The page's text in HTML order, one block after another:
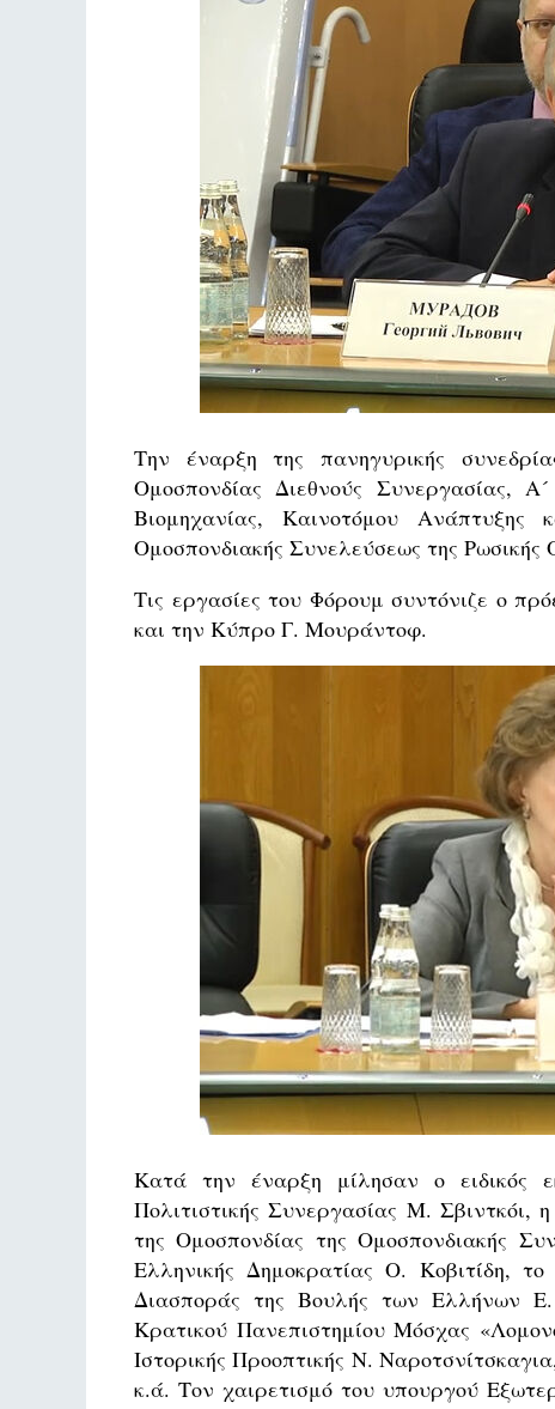
Την έναρξη της πανηγυρικής
Ομοσπονδίας Διεθνούς Συνεργασίας, Α´
Βιομηχανίας, Καινοτόμου Ανάπτυξης
Ομοσπονδιακής Συνελεύσεως της
Τις εργασίες του Φόρουμ συντόνιζε ο
και την Κύπρο Γ. Μουράντοφ.
Κατά την έναρξη μίλησαν ο ειδικός
Πολιτιστικής Συνεργασίας Μ.
της Ομοσπονδίας της Ομοσπονδιακής
Ελληνικής Δημοκρατίας Ο. Κοβιτίδη,
Διασποράς της Βουλής των Ελλήνων Ε.
Κρατικού Πανεπιστημίου Μόσχας
Ιστορικής Προοπτικής Ν.
κ.ά. Τον χαιρετισμό του υπουργού